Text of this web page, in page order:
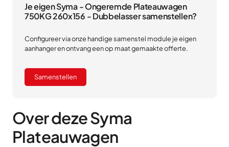
Je eigen Syma - Ongeremde Plateauwagen
750KG 260x156 - Dubbelasser samenstellen?
Configureer via onze handige samenstel module je eigen
aanhanger en ontvang een op maat gemaakte offerte.
Samenstellen
Over deze Syma
Plateauwagen